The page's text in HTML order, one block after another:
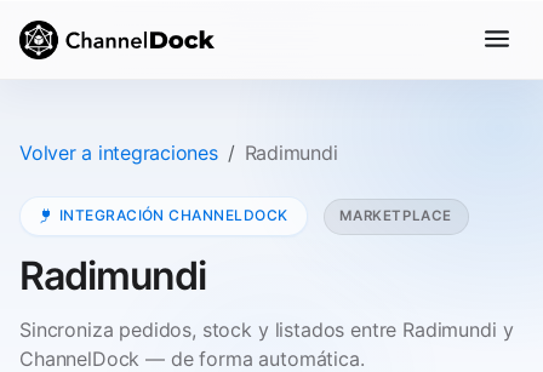
Volver a integraciones Radimundi
INTEGRACIÓN CHANNELDOCK MARKETPLACE
Radimundi
Sincroniza pedidos, stock y listados entre Radimundi y
ChannelDock — de forma automática.